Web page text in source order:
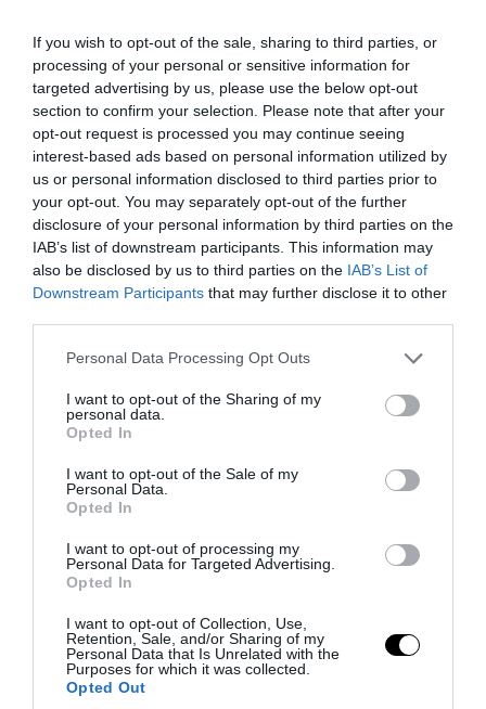
If you wish to opt-out of the sale, sharing to third parties, or
processing of your personal or sensitive information for
targeted advertising by us, please use the below opt-out
section to confirm your selection. Please note that after your
opt-out request is processed you may continue seeing
interest-based ads based on personal information utilized by
us or personal information disclosed to third parties prior to
your opt-out. You may separately opt-out of the further
disclosure of your personal information by third parties on the
IAB’s list of downstream participants. This information may
also be disclosed by us to third parties on the IAB’s List of
Downstream Participants that may further disclose it to other
Please note that this website/app uses one or more Google
not limited to your visit or usage behaviour. You may click to
grant or deny consent to Google and its third-party tags to
use your data for below specified purposes in below Google
consent section.
Personal Data Processing Opt Outs
I want to opt-out of the Sharing of my
personal data.
Opted In
I want to opt-out of the Sale of my
Personal Data.
Opted In
I want to opt-out of processing my
Personal Data for Targeted Advertising.
Opted In
I want to opt-out of Collection, Use,
Retention, Sale, and/or Sharing of my
Personal Data that Is Unrelated with the
Purposes for which it was collected.
Opted Out
PRONEWS.GR /ΚΟΣΜΟΣ
Περού: Η στιγμή που μαέστρος
επιτίθεται σεξουαλικά σε 26χρονη
τραγουδίστρια – Έντονες αντιδράσεις
(βίντεο)
07.08.2026 | 08:39
PRONEWS.GR /ΔΙΕΘΝΗΣ ΠΟΛΙΤΙΚΗ
Ν.Τραμπ: «Οι λάτρεις των ηλεκτρικών
αυτοκινήτων είναι άρρωστοι –
Ανησυχούν για την μπαταρία στο 75%»